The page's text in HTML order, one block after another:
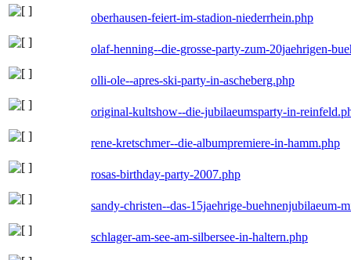
oberhausen-feiert-im-stadion-niederrhein.php
olaf-henning--die-grosse-party-zum-20jaehrigen-
olli-ole--apres-ski-party-in-ascheberg.php
original-kultshow--die-jubilaeumsparty-in-
rene-kretschmer--die-albumpremiere-in-hamm.php
rosas-birthday-party-2007.php
sandy-christen--das-15jaehrige-buehnenjubilaeum-
schlager-am-see-am-silbersee-in-haltern.php